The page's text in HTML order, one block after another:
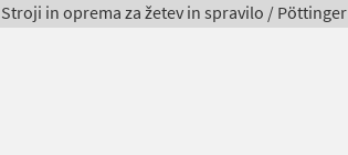
Stroji in oprema za žetev in spravilo / Pöttinger